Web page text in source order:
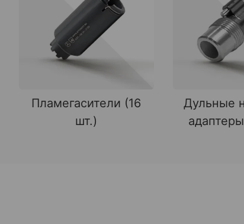
Пламегасители (16
шт.)
Дульные